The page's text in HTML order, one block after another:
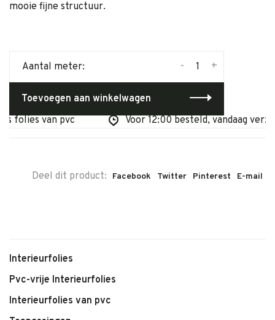
mooie fijne structuur.
Aantal meter: +
-
Toevoegen aan winkelwagen
folies van pvc
Voor 12:00 besteld, vandaag
Deel dit product: Facebook Twitter Pinterest E-mail
Interieurfolies
Pvc-vrije Interieurfolies
Interieurfolies van pvc